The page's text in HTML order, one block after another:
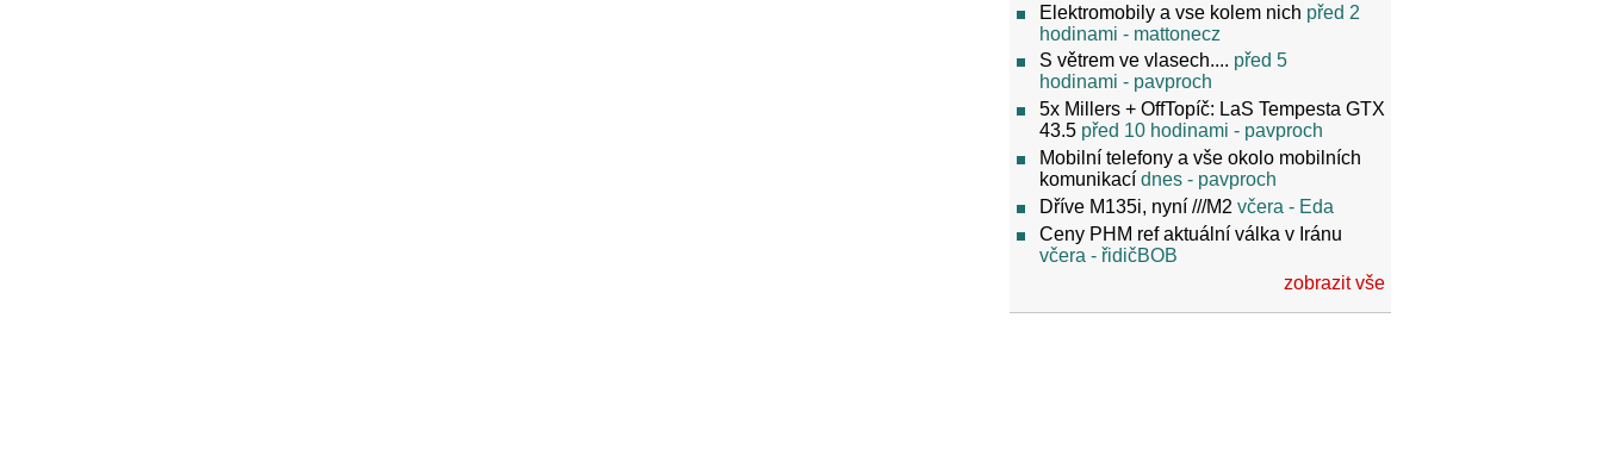
Elektromobily a vse kolem nich před 2
hodinami - mattonecz
S větrem ve vlasech.... před 5
hodinami - pavproch
5x Millers + OffTopíč: LaS Tempesta GTX
43.5 před 10 hodinami - pavproch
Mobilní telefony a vše okolo mobilních
komunikací dnes - pavproch
Dříve M135i, nyní ///M2 včera - Eda
Ceny PHM ref aktuální válka v Iránu
včera - řidičBOB
zobrazit vše